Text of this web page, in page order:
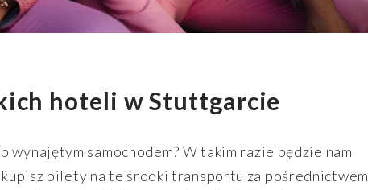
hoteli w Stuttgarcie
samochodem? W takim razie będzie nam
bilety na te środki transportu za pośrednictwem